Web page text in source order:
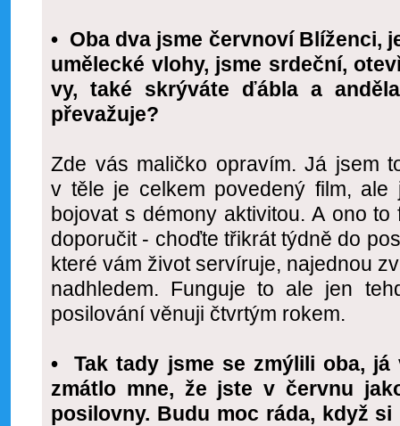
• Oba dva jsme červnoví Blíženci,
umělecké vlohy, jsme srdeční,
vy, také skrýváte ďábla a
převažuje?
Zde vás maličko opravím. Já jsem
v těle je celkem povedený film,
bojovat s démony aktivitou. A ono
doporučit - choďte třikrát týdně do
které vám život servíruje, najednou
nadhledem. Funguje to ale jen
posilování věnuji čtvrtým rokem.
• Tak tady jsme se zmýlili oba, já
zmátlo mne, že jste v červnu
posilovny. Budu moc ráda, když